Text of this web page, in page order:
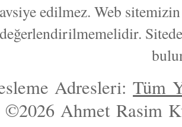
edilmez. Web
Adresleri:Tüm
©2026 Ahmet Rasim